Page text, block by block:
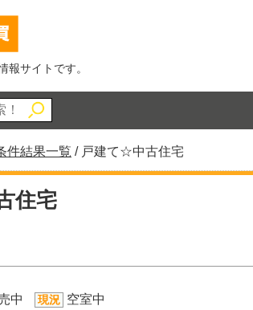
報サイトです。
件結果一覧 / 戸建て☆中古住宅
住宅
中 現況 空室中